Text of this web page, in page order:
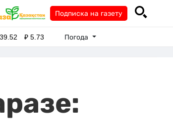
Подписка на газету
₽5.73 Погода